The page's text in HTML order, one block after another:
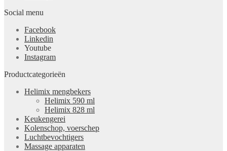
Social menu
Facebook
Linkedin
Youtube
Instagram
Productcategorieën
Helimix mengbekers
Helimix 590 ml
Helimix 828 ml
Keukengerei
Kolenschop, voerschep
Luchtbevochtigers
Massage apparaten